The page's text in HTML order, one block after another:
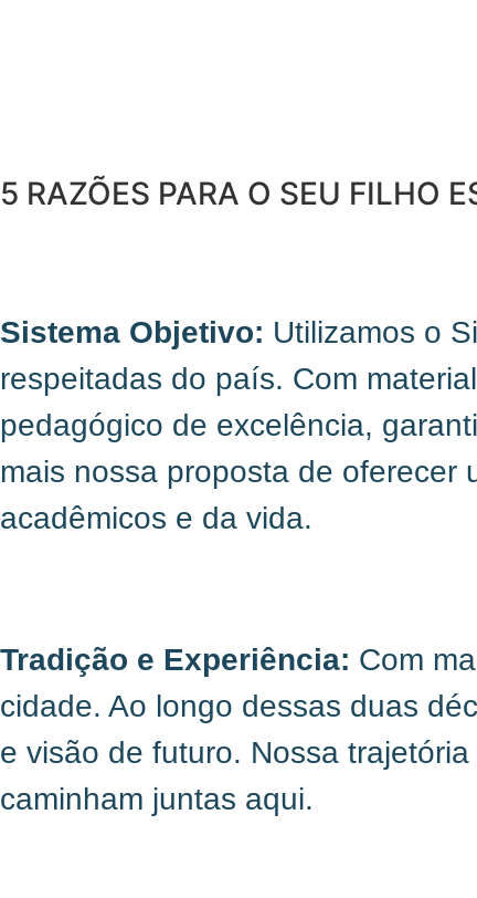
5 RAZÕES PARA O SEU FILHO
Sistema Objetivo: Utilizamos o
respeitadas do país. Com
pedagógico de excelência,
mais nossa proposta de oferecer
acadêmicos e da vida.
Tradição e Experiência: Com
cidade. Ao longo dessas duas
e visão de futuro. Nossa
caminham juntas aqui.